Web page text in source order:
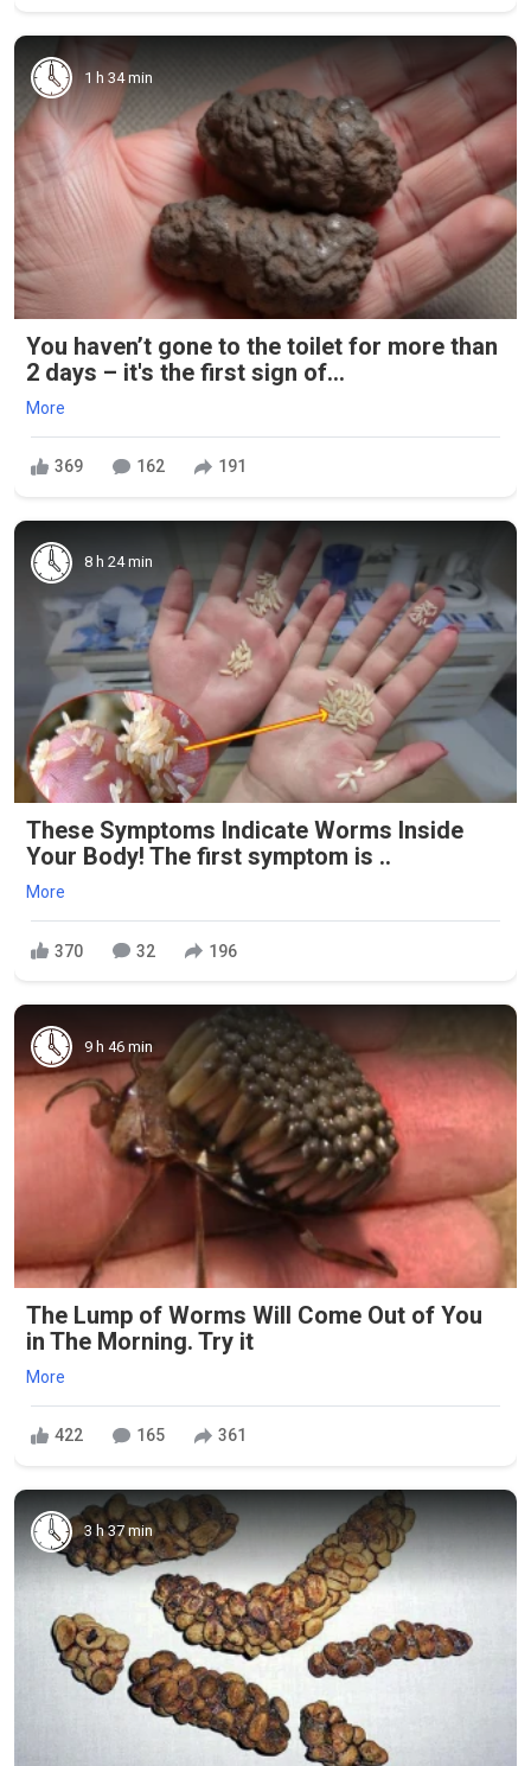
1 h 34 min
You haven’t gone to the toilet for more than
2 days – it's the first sign of...
More
369 162 191
8 h 24 min
These Symptoms Indicate Worms Inside
Your Body! The first symptom is ..
More
370 32 196
9 h 46 min
The Lump of Worms Will Come Out of You
in The Morning. Try it
More
422 165 361
3 h 37 min